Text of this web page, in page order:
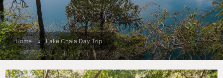
Home Lake Chala Day Trip